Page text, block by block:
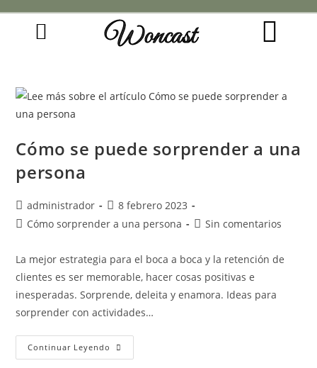
Woncast
Cómo se puede sorprender a una
persona
administrador
8 febrero 2023
Cómo sorprender a una persona
Sin comentarios
La mejor estrategia para el boca a boca y la retención de
clientes es ser memorable, hacer cosas positivas e
inesperadas. Sorprende, deleita y enamora. Ideas para
sorprender con actividades…
Continuar Leyendo